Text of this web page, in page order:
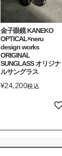
金子眼鏡 KANEKO
OPTICAL×neru
design works
ORIGINAL
SUNGLASS オリジナ
ルサングラス
¥24,200税込